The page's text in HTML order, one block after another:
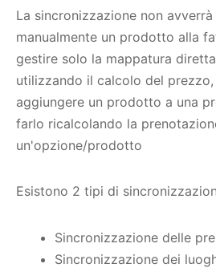
La sincronizzazione non
manualmente un prodotto alla
gestire solo la mappatura
utilizzando il calcolo del prezzo,
aggiungere un prodotto a una
farlo ricalcolando la
un'opzione/prodotto
Esistono 2 tipi di
Sincronizzazione delle
Sincronizzazione dei